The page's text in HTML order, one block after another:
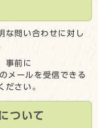
な問い合わせに対し
事前に
ールを受信できる
ださい。
ついて